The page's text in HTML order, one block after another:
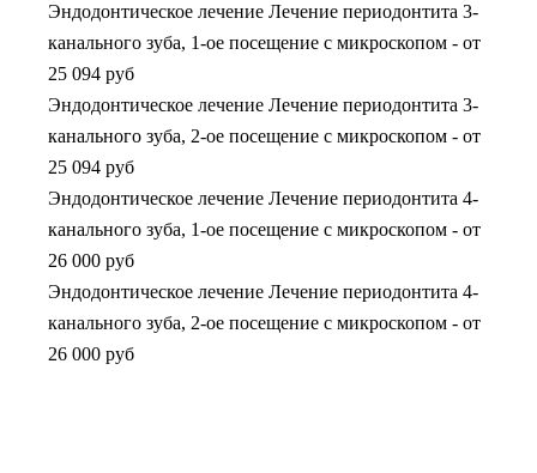
Эндодонтическое лечение Лечение периодонтита 3-
канального зуба, 1-ое посещение с микроскопом - от
25 094 руб
Эндодонтическое лечение Лечение периодонтита 3-
канального зуба, 2-ое посещение с микроскопом - от
25 094 руб
Эндодонтическое лечение Лечение периодонтита 4-
канального зуба, 1-ое посещение с микроскопом - от
26 000 руб
Эндодонтическое лечение Лечение периодонтита 4-
канального зуба, 2-ое посещение с микроскопом - от
26 000 руб